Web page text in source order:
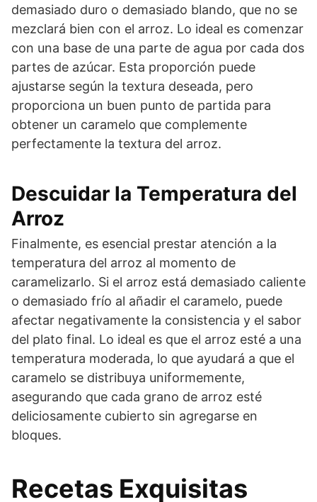
demasiado duro o demasiado blando, que no se
mezclará bien con el arroz. Lo ideal es comenzar
con una base de una parte de agua por cada dos
partes de azúcar. Esta proporción puede
ajustarse según la textura deseada, pero
proporciona un buen punto de partida para
obtener un caramelo que complemente
perfectamente la textura del arroz.
Descuidar la Temperatura del
Arroz
Finalmente, es esencial prestar atención a la
temperatura del arroz al momento de
caramelizarlo. Si el arroz está demasiado caliente
o demasiado frío al añadir el caramelo, puede
afectar negativamente la consistencia y el sabor
del plato final. Lo ideal es que el arroz esté a una
temperatura moderada, lo que ayudará a que el
caramelo se distribuya uniformemente,
asegurando que cada grano de arroz esté
deliciosamente cubierto sin agregarse en
bloques.
Recetas Exquisitas